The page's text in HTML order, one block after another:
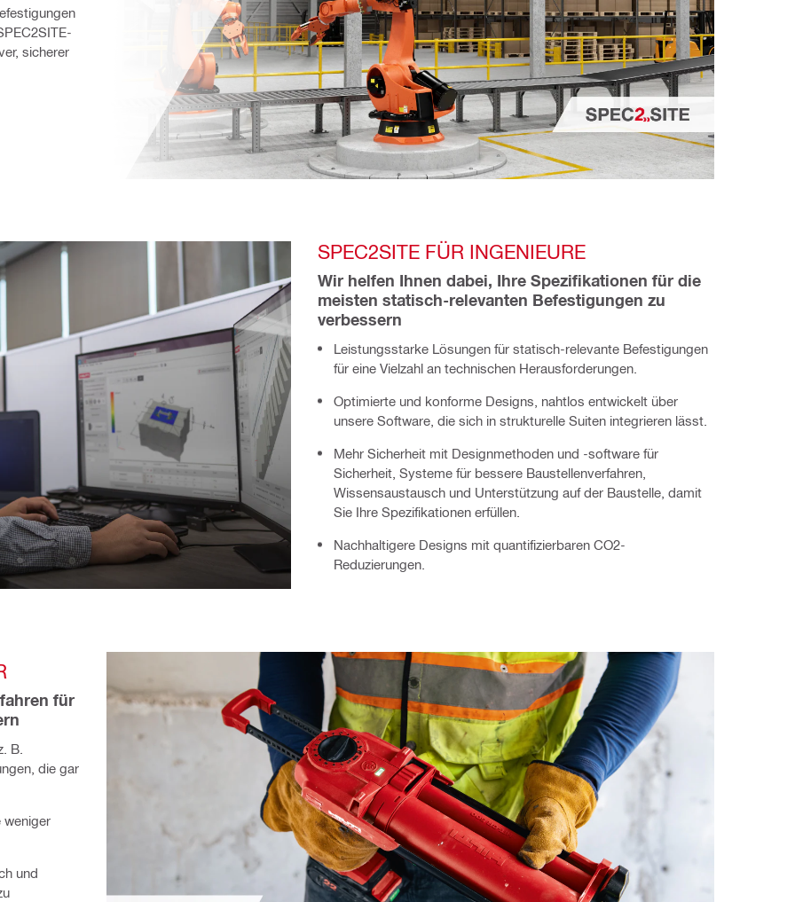
sicherer
SPEC2SITE FÜR INGENIEURE
Wir helfen Ihnen dabei, Ihre Spezifikationen für die
meisten statisch-relevanten Befestigungen zu
verbessern
Leistungsstarke Lösungen für statisch-relevante Befestigungen
für eine Vielzahl an technischen Herausforderungen.
Optimierte und konforme Designs, nahtlos entwickelt über
unsere Software, die sich in strukturelle Suiten integrieren lässt.
Mehr Sicherheit mit Designmethoden und -software für
Sicherheit, Systeme für bessere Baustellenverfahren,
Wissensaustausch und Unterstützung auf der Baustelle, damit
Sie Ihre Spezifikationen erfüllen.
Nachhaltigere Designs mit quantifizierbaren CO2-
Reduzierungen.
für
B.
die gar
weniger
und